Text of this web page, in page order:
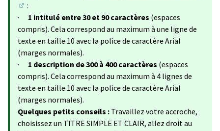
(S'ouvre dans un nouvel onglet)
:
· 1 intitulé entre 30 et 90 caractères (espaces
compris). Cela correspond au maximum à une ligne de
texte en taille 10 avec la police de caractère Arial
(marges normales).
· 1 description de 300 à 400 caractères (espaces
compris). Cela correspond au maximum à 4 lignes de
texte en taille 10 avec la police de caractère Arial
(marges normales).
Quelques petits conseils : Travaillez votre accroche,
choisissez un TITRE SIMPLE ET CLAIR, allez droit au